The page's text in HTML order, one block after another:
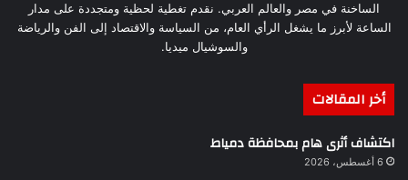
الساخنة في مصر والعالم العربي. نقدم تغطية لحظية ومتجددة على مدار
الساعة لأبرز ما يشغل الرأي العام، من السياسة والاقتصاد إلى الفن والرياضة
والسوشيال ميديا.
أخر المقالات
اكتشاف أثرى هام بمحافظة دمياط
6 أغسطس، 2026